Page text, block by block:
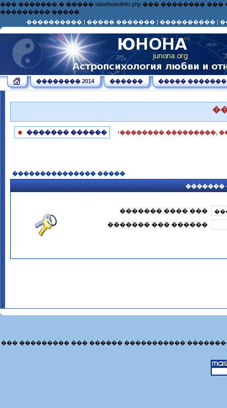
��� ������� � ����� data/boardinfo.php ���
��������� �����.
���������� | ����� ������� | ���������� |
�������� 2014 ������ ����� �������
������� ������ ‹�������� ���������,
��������������� �����
�������
������� ���� ���
������� ��� ������
��� ��������� ��� ������ �����������